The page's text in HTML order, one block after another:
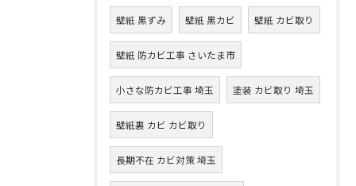
壁紙 黒ずみ 壁紙 黒カビ 壁紙 カビ取り
壁紙 防カビ工事 さいたま市
小さな防カビ工事 埼玉 塗装 カビ取り 埼玉
壁紙裏 カビ カビ取り
長期不在 カビ対策 埼玉